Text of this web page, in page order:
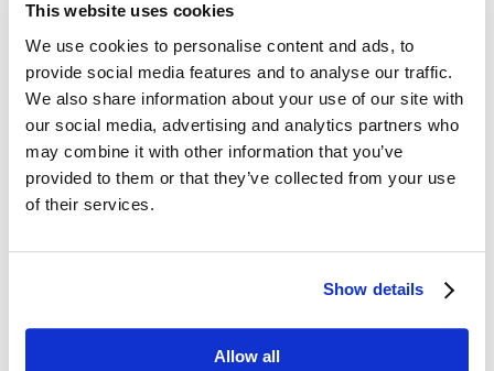
This website uses cookies
We use cookies to personalise content and ads, to
provide social media features and to analyse our traffic.
We also share information about your use of our site with
our social media, advertising and analytics partners who
may combine it with other information that you’ve
provided to them or that they’ve collected from your use
of their services.
Show details
Allow all
W 2025 roku marketing przyspiesza szybciej niż
kiedykolwiek. Zespoły marketingowe zmagają
się z lawiną danych, koniecznością
podejmowania decyzji w czasie rzeczywistym
i rosnącymi...